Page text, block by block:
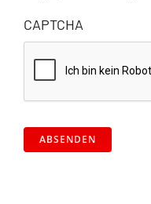
CAPTCHA
ABSENDEN